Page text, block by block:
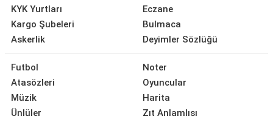
KYK Yurtları
Kargo Şubeleri
Askerlik
Eczane
Bulmaca
Deyimler Sözlüğü
Futbol
Atasözleri
Müzik
Ünlüler
Noter
Oyuncular
Harita
Zıt Anlamlısı